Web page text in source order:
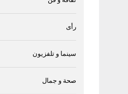
رأى
سينما و تلفزيون
صحة و جمال